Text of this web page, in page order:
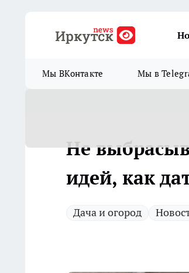
Мы ВКонтакте Мы в
Не
идей, как
Дача и огород